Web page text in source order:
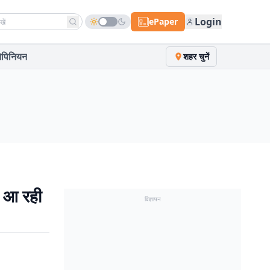
news ePaper Login
शहर चुनें
रही विज्ञापन